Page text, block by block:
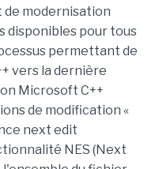
de modernisation
disponibles pour tous
permettant de
vers la dernière
Microsoft C++
de modification «
next edit
NES (Next